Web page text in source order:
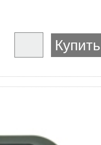
Купить